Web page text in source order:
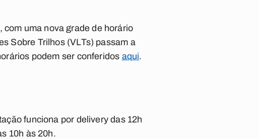
uma nova grade de horário
Sobre Trilhos (VLTs) passam a
podem ser conferidos aqui.
funciona por delivery das 12h
10h às 20h.